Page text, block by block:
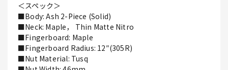
＜スペック＞
■Body: Ash 2-Piece (Solid)
■Neck: Maple， Thin Matte Nitro
■Fingerboard: Maple
■Fingerboard Radius: 12″(305R)
■Nut Material: Tusq